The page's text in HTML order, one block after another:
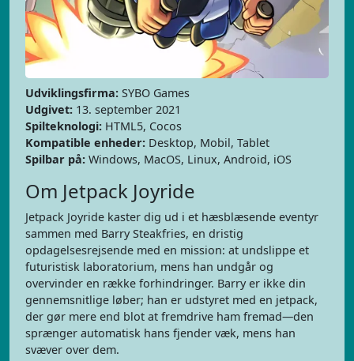
Udviklingsfirma: SYBO Games
Udgivet: 13. september 2021
Spilteknologi: HTML5, Cocos
Kompatible enheder: Desktop, Mobil, Tablet
Spilbar på: Windows, MacOS, Linux, Android, iOS
Om Jetpack Joyride
Jetpack Joyride kaster dig ud i et hæsblæsende eventyr
sammen med Barry Steakfries, en dristig
opdagelsesrejsende med en mission: at undslippe et
futuristisk laboratorium, mens han undgår og
overvinder en række forhindringer. Barry er ikke din
gennemsnitlige løber; han er udstyret med en jetpack,
der gør mere end blot at fremdrive ham fremad—den
sprænger automatisk hans fjender væk, mens han
svæver over dem.